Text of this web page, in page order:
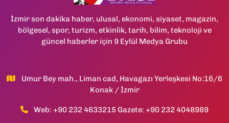
İzmir son dakika haber, ulusal, ekonomi, siyaset, magazin,
bölgesel, spor, turizm, etkinlik, tarih, bilim, teknoloji ve
güncel haberler için 9 Eylül Medya Grubu
Umur Bey mah., Liman cad, Havagazı Yerleşkesi No:16/6
Konak / İzmir
Web: +90 232 4633215 Gazete: +90 232 4048989